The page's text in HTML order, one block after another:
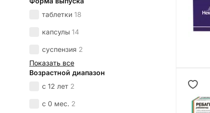
таблетки 18
капсулы 14
суспензия 2
Показать все
Возрастной диапазон
с 12 лет 2
с 0 мес. 2